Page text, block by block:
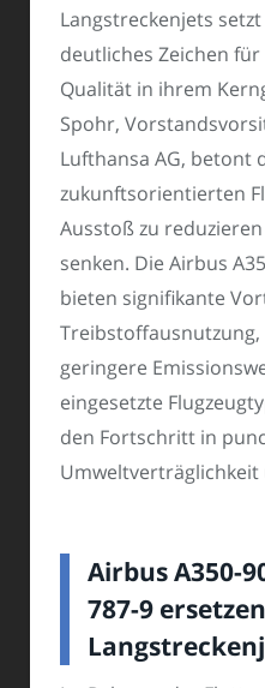
Langstreckenjets
deutliches Zeichen
Qualität in ihrem
Spohr,
Lufthansa AG, betont
zukunftsorientierten
Ausstoß zu
senken. Die Airbus
bieten signifikante
Treibstoffausnutzung,
geringere
eingesetzte
den Fortschritt in
Umweltverträglichkeit
Airbus A350-
787-9